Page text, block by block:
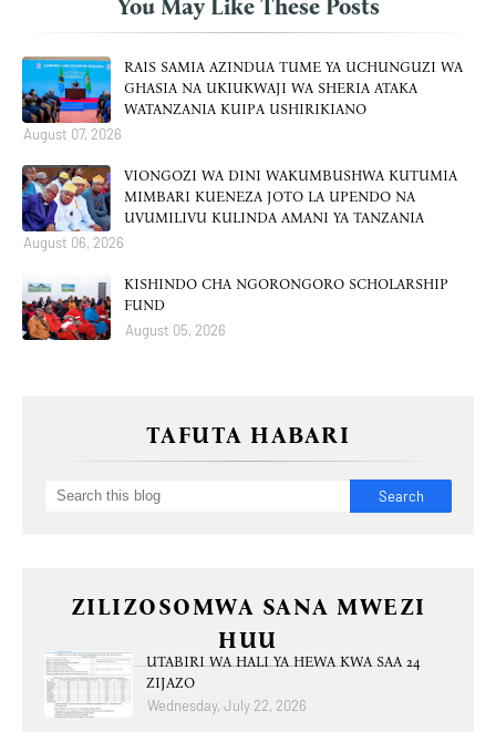
You May Like These Posts
RAIS SAMIA AZINDUA TUME YA UCHUNGUZI WA
GHASIA NA UKIUKWAJI WA SHERIA ATAKA
WATANZANIA KUIPA USHIRIKIANO
August 07, 2026
VIONGOZI WA DINI WAKUMBUSHWA KUTUMIA
MIMBARI KUENEZA JOTO LA UPENDO NA
UVUMILIVU KULINDA AMANI YA TANZANIA
August 06, 2026
KISHINDO CHA NGORONGORO SCHOLARSHIP
FUND
August 05, 2026
TAFUTA HABARI
ZILIZOSOMWA SANA MWEZI
HUU
UTABIRI WA HALI YA HEWA KWA SAA 24
ZIJAZO
Wednesday, July 22, 2026